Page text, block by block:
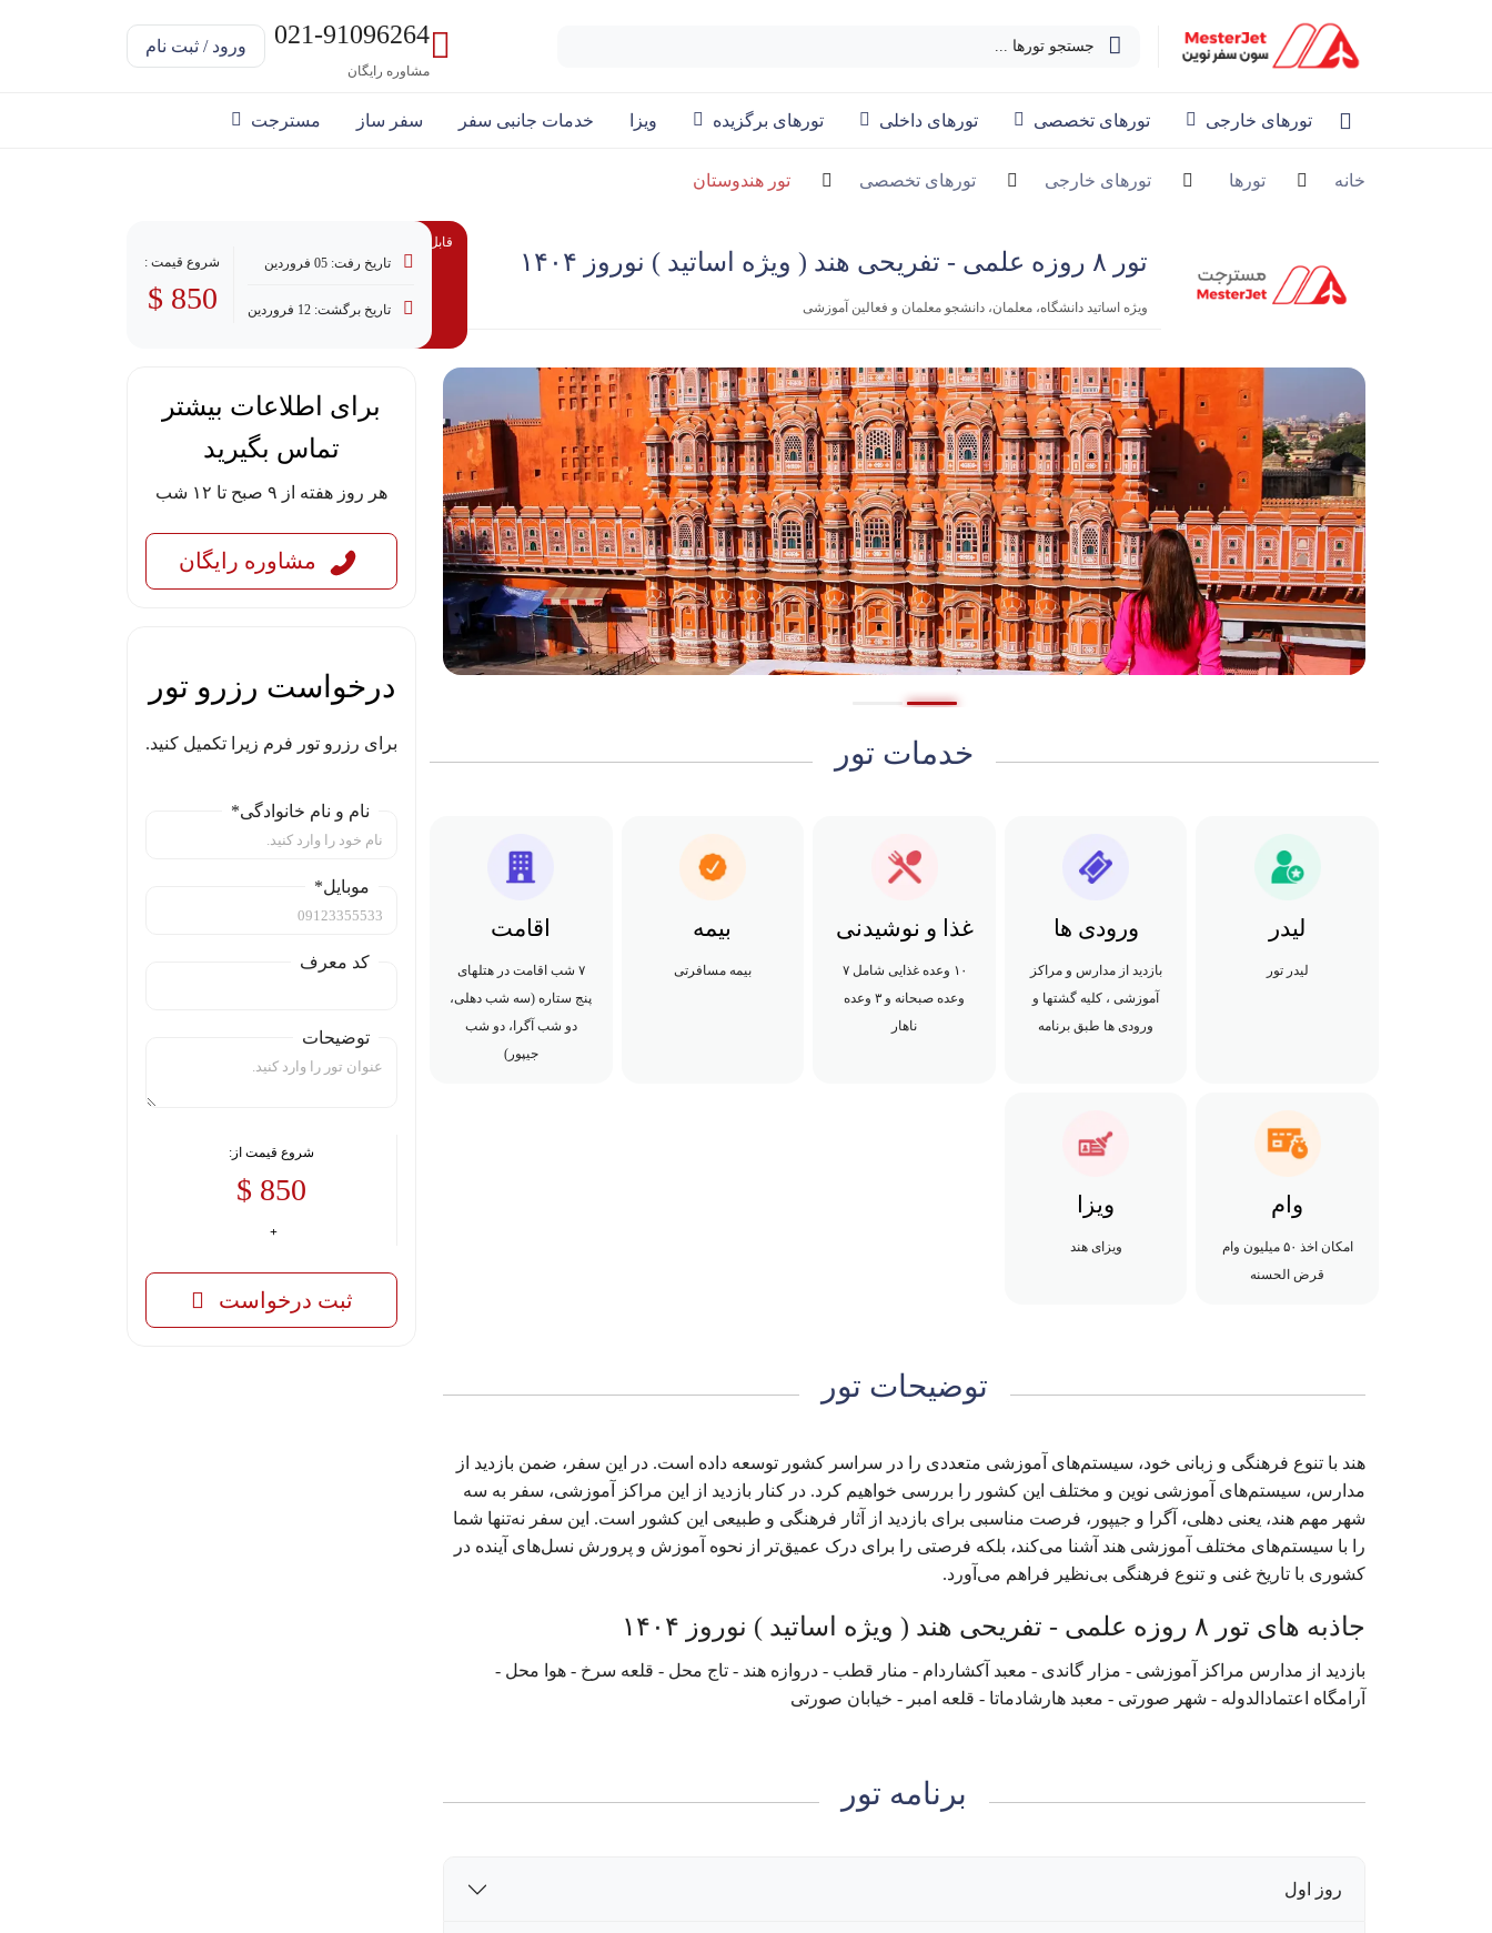
جستجو تورها ... 021-91096264
مشاوره رایگان
ورود / ثبت نام
تورهای خارجی تورهای تخصصی تورهای داخلی تورهای برگزیده ویزا خدمات جانبی سفر سفر ساز مسترجت
خانه تورها تورهای خارجی تورهای تخصصی تور هندوستان
تور ۸ روزه علمی - تفریحی هند ( ویژه اساتید ) نوروز ۱۴۰۴
ویژه اساتید دانشگاه، معلمان، دانشجو معلمان و فعالین آموزشی
قابل پرداخت با وام
تاریخ رفت: 05 فروردین
تاریخ برگشت: 12 فروردین
شروع قیمت :
850 $
خدمات تور
لیدر
لیدر تور
ورودی ها
بازدید از مدارس و مراکز
آموزشی ، کلیه گشتها و
ورودی ها طبق برنامه
غذا و نوشیدنی
۱۰ وعده غذایی شامل ۷
وعده صبحانه و ۳ وعده
ناهار
بیمه
بیمه مسافرتی
اقامت
۷ شب اقامت در هتلهای
پنج ستاره (سه شب دهلی،
دو شب آگرا، دو شب
جیپور)
وام
امکان اخذ ۵۰ میلیون وام
قرض الحسنه
ویزا
ویزای هند
توضیحات تور
هند با تنوع فرهنگی و زبانی خود، سیستم‌های آموزشی متعددی را در سراسر کشور توسعه داده است. در این سفر، ضمن بازدید از
مدارس، سیستم‌های آموزشی نوین و مختلف این کشور را بررسی خواهیم کرد. در کنار بازدید از این مراکز آموزشی، سفر به سه
شهر مهم هند، یعنی دهلی، آگرا و جیپور، فرصت مناسبی برای بازدید از آثار فرهنگی و طبیعی این کشور است. این سفر نه‌تنها شما
را با سیستم‌های مختلف آموزشی هند آشنا می‌کند، بلکه فرصتی را برای درک عمیق‌تر از نحوه آموزش و پرورش نسل‌های آینده در
کشوری با تاریخ غنی و تنوع فرهنگی بی‌نظیر فراهم می‌آورد.
جاذبه های تور ۸ روزه علمی - تفریحی هند ( ویژه اساتید ) نوروز ۱۴۰۴
بازدید از مدارس مراکز آموزشی - مزار گاندی - معبد آکشاردام - منار قطب - دروازه هند - تاج محل - قلعه سرخ - هوا محل -
آرامگاه اعتمادالدوله - شهر صورتی - معبد هارشادماتا - قلعه امبر - خیابان صورتی
برنامه تور
روز اول
برای اطلاعات بیشتر
تماس بگیرید
هر روز هفته از ۹ صبح تا ۱۲ شب
مشاوره رایگان
درخواست رزرو تور
برای رزرو تور فرم زیرا تکمیل کنید.
نام و نام خانوادگی*
موبایل*
کد معرف
توضیحات
شروع قیمت از:
850 $
ثبت درخواست